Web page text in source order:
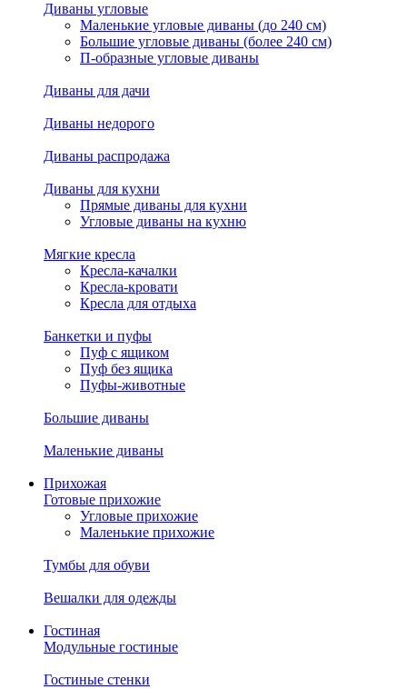
Диваны угловые
Маленькие угловые диваны (до 240 см)
Большие угловые диваны (более 240 см)
П-образные угловые диваны
Диваны для дачи
Диваны недорого
Диваны распродажа
Диваны для кухни
Прямые диваны для кухни
Угловые диваны на кухню
Мягкие кресла
Кресла-качалки
Кресла-кровати
Кресла для отдыха
Банкетки и пуфы
Пуф с ящиком
Пуф без ящика
Пуфы-животные
Большие диваны
Маленькие диваны
Прихожая
Готовые прихожие
Угловые прихожие
Маленькие прихожие
Тумбы для обуви
Вешалки для одежды
Гостиная
Модульные гостиные
Гостиные стенки